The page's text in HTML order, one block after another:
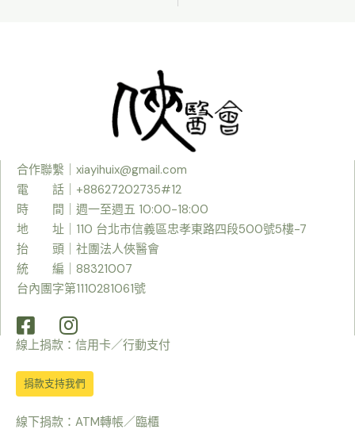
合作聯繫｜ xiayihuix@gmail.com
電 話｜+88627202735#12
時
間｜週一至週五 10:00-18:00
地 址｜110 台北市信義區忠孝東路四段500號5樓-7
抬 頭｜社團法人俠醫會
統 編｜88321007
台內團字第1110281061號
線上捐款：信用卡／行動支付
捐款支持我們
線下捐款：ATM轉帳／臨櫃